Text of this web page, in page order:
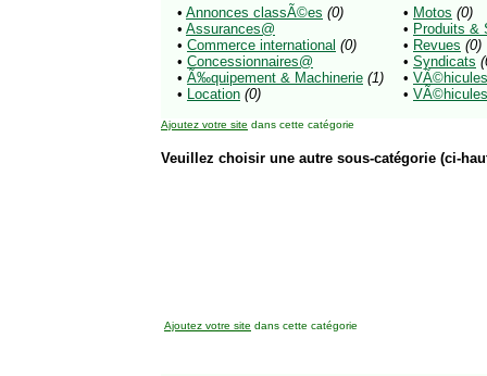
• Annonces classÃ©es (0)
• Assurances@
• Commerce international (0)
• Concessionnaires@
• Ã‰quipement & Machinerie (1)
• Location (0)
• Motos (0)
• Produits &
• Revues (0)
• Syndicats
•
•
Ajoutez votre site dans cette catégorie
Veuillez choisir une autre sous-catégorie (ci-
Ajoutez votre site dans cette catégorie